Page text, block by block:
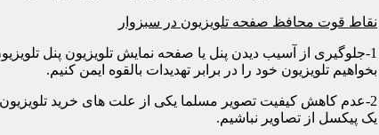
نقاط قوت محافظ صفحه تلویزیون در سبزوار
1-جلوگیری از آسیب دیدن پنل یا صفحه نمایش تلویزیون پنل
بخواهیم تلویزیون خود را در برابر تهدیدات بالقوه ایمن کنیم.
2-عدم کاهش کیفیت تصویر مسلما یکی از علت های خرید
یک پیکسل از تصاویر نباشیم.